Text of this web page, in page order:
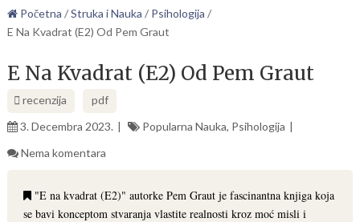
Početna /Struka i Nauka / Psihologija /
E Na Kvadrat (E2) Od Pem Graut
E Na Kvadrat (E2) Od Pem Graut
recenzija
pdf
3. Decembra 2023.
Popularna Nauka, Psihologija
Nema komentara
"E na kvadrat (E2)" autorke Pem Graut je fascinantna knjiga koja
se bavi konceptom stvaranja vlastite realnosti kroz moć misli i